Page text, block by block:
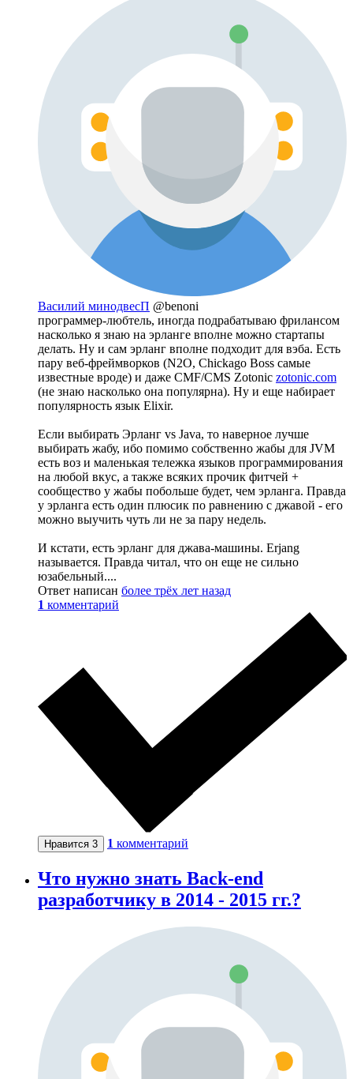
Василий минодвесП @benoni
программер-любтель, иногда подрабатываю фрилансом
насколько я знаю на эрланге вполне можно стартапы
делать. Ну и сам эрланг вполне подходит для вэба. Есть
пару веб-фреймворков (N2O, Chickago Boss самые
известные вроде) и даже CMF/CMS Zotonic zotonic.com
(не знаю насколько она популярна). Ну и еще набирает
популярность язык Elixir.
Если выбирать Эрланг vs Java, то наверное лучше
выбирать жабу, ибо помимо собственно жабы для JVM
есть воз и маленькая тележка языков программирования
на любой вкус, а также всяких прочик фитчей +
сообщество у жабы побольше будет, чем эрланга. Правда
у эрланга есть один плюсик по равнению с джавой - его
можно выучить чуть ли не за пару недель.
И кстати, есть эрланг для джава-машины. Erjang
называется. Правда читал, что он еще не сильно
юзабельный....
Ответ написан более трёх лет назад
1 комментарий
Нравится 3 1 комментарий
Что нужно знать Back-end
разработчику в 2014 - 2015 гг.?